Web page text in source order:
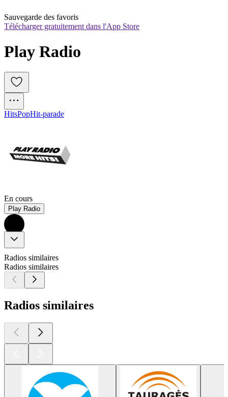
Sauvegarde des favoris
Télécharger gratuitement dans l'App Store
Play Radio
HitsPopHit-parade
En cours
Play Radio
Radios similaires
Radios similaires
Radios similaires